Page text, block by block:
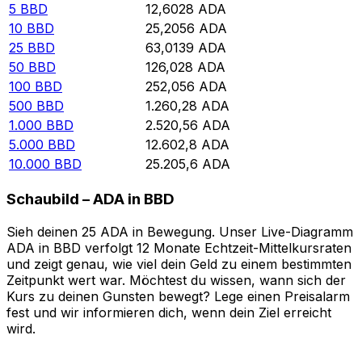
5 BBD 12,6028 ADA
10 BBD 25,2056 ADA
25 BBD 63,0139 ADA
50 BBD 126,028 ADA
100 BBD 252,056 ADA
500 BBD 1.260,28 ADA
1.000 BBD 2.520,56 ADA
5.000 BBD 12.602,8 ADA
10.000 BBD 25.205,6 ADA
Schaubild – ADA in BBD
Sieh deinen 25 ADA in Bewegung. Unser Live-Diagramm
ADA in BBD verfolgt 12 Monate Echtzeit-Mittelkursraten
und zeigt genau, wie viel dein Geld zu einem bestimmten
Zeitpunkt wert war. Möchtest du wissen, wann sich der
Kurs zu deinen Gunsten bewegt? Lege einen Preisalarm
fest und wir informieren dich, wenn dein Ziel erreicht
wird.